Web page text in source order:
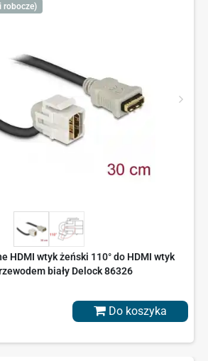
robocze)
HDMI wtyk żeński 110° do HDMI wtyk
biały Delock 86326
Do koszyka